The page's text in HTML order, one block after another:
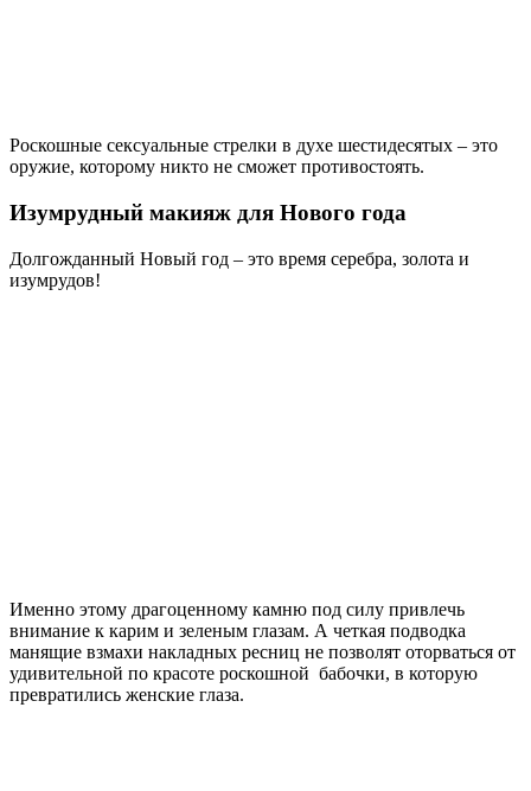
Роскошные сексуальные стрелки в духе шестидесятых – это
оружие, которому никто не сможет противостоять.
Изумрудный макияж для Нового года
Долгожданный Новый год – это время серебра, золота и
изумрудов!
Именно этому драгоценному камню под силу привлечь
внимание к карим и зеленым глазам. А четкая подводка
манящие взмахи накладных ресниц не позволят оторваться от
удивительной по красоте роскошной бабочки, в которую
превратились женские глаза.